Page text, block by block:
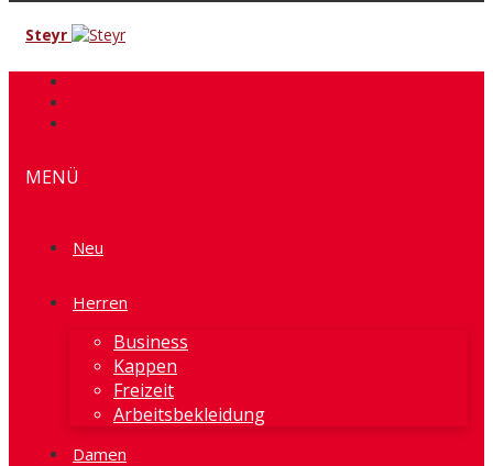
Steyr
MENÜ
Neu
Herren
Business
Kappen
Freizeit
Arbeitsbekleidung
Damen